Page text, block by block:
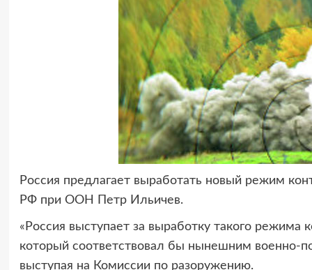
Россия предлагает выработать новый режим
РФ при ООН Петр Ильичев.
«Россия выступает за выработку такого
который соответствовал бы нынешним военно-
выступая на Комиссии по разоружению.